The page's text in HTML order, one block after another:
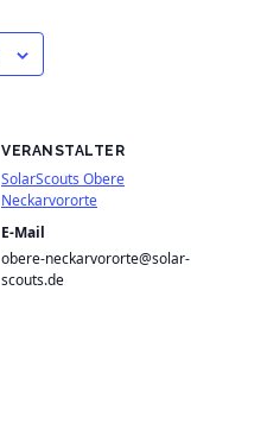
VERANSTALTER
SolarScouts Obere
Neckarvororte
E-Mail
obere-neckarvororte@solar-
scouts.de